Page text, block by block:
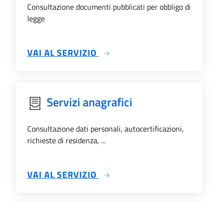
Consultazione documenti pubblicati per obbligo di
legge
VAI AL SERVIZIO SU ALBO PRETORIO
Servizi anagrafici
Consultazione dati personali, autocertificazioni,
richieste di residenza, ...
VAI AL SERVIZIO SU SERVIZI ANAGRAFICI